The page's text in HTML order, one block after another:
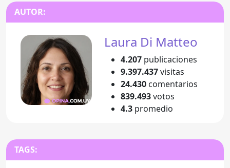
AUTOR:
Laura Di Matteo
4.207 publicaciones
9.397.437visitas
24.430 comentarios
839.493votos
4.3 promedio
TAGS: